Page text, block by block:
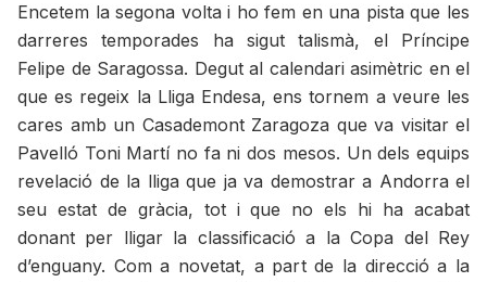
Encetem la segona volta i ho fem en una pista que les
darreres temporades ha sigut talismà, el Príncipe
Felipe de Saragossa. Degut al calendari asimètric en el
que es regeix la Lliga Endesa, ens tornem a veure les
cares amb un Casademont Zaragoza que va visitar el
Pavelló Toni Martí no fa ni dos mesos. Un dels equips
revelació de la lliga que ja va demostrar a Andorra el
seu estat de gràcia, tot i que no els hi ha acabat
donant per lligar la classificació a la Copa del Rey
d’enguany. Com a novetat, a part de la direcció a la